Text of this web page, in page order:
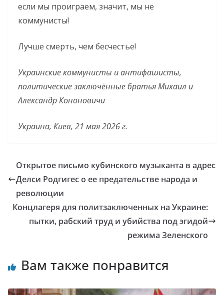
если мы проиграем, значит, мы не
коммунисты!
Лучше смерть, чем бесчестье!
Украинские коммунисты и антифашисты,
политические заключённые братья Михаил и
Александр Кононовичи
Украина, Киев, 21 мая 2026 г.
Открытое письмо кубинского музыканта в адрес
Делси Родгигес о ее предательстве народа и
революции
Концлагеря для политзаключенных на Украине:
пытки, рабский труд и убийства под эгидой
режима Зеленского
Вам также понравится